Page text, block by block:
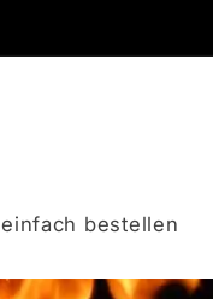
einfach bestellen